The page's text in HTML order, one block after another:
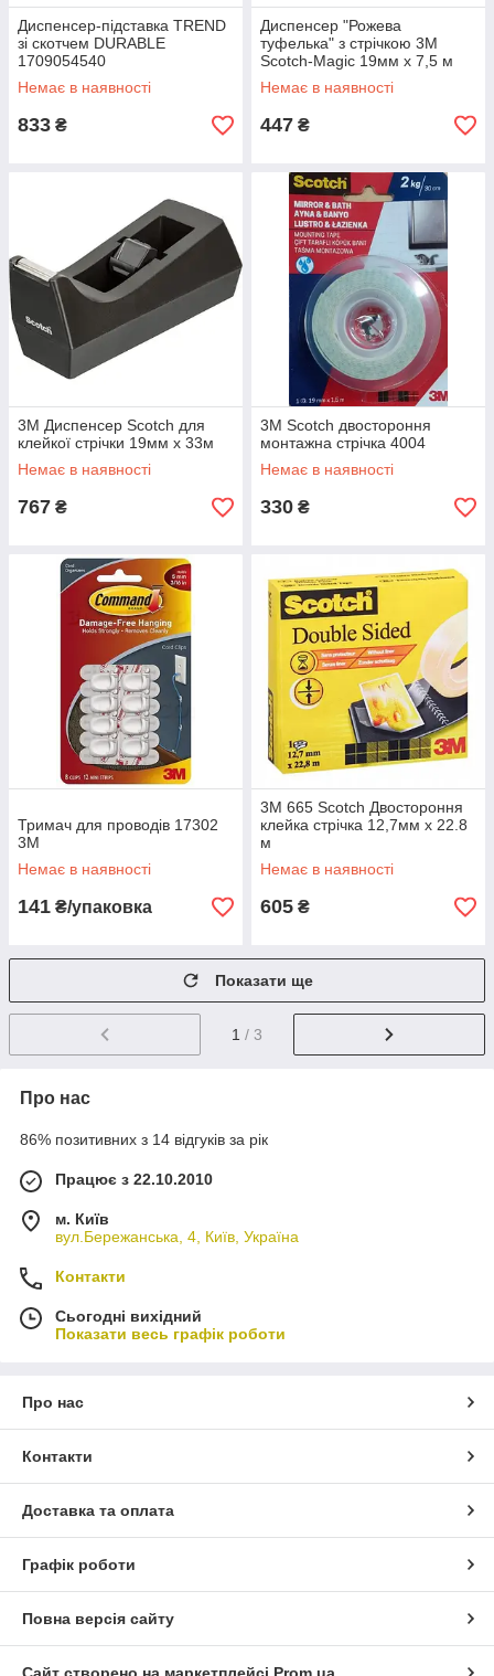
Диспенсер-підставка TREND
зі скотчем DURABLE
1709054540
Немає в наявності
833 ₴
Диспенсер "Рожева
туфелька" з стрічкою 3M
Scotch-Magic 19мм х 7,5 м
Немає в наявності
447 ₴
3М Диспенсер Scotch для
клейкої стрічки 19мм х 33м
Немає в наявності
767 ₴
3M Scotch двостороння
монтажна стрічка 4004
Немає в наявності
330 ₴
Тримач для проводів 17302
3M
Немає в наявності
141 ₴/упаковка
3M 665 Scotch Двостороння
клейка стрічка 12,7мм х 22.8
м
Немає в наявності
605 ₴
Показати ще
1 / 3
Про нас
86% позитивних з 14 відгуків за рік
Працює з 22.10.2010
м. Київ
вул.Бережанська, 4, Київ, Україна
Контакти
Сьогодні вихідний
Показати весь графік роботи
Про нас
Контакти
Доставка та оплата
Графік роботи
Повна версія сайту